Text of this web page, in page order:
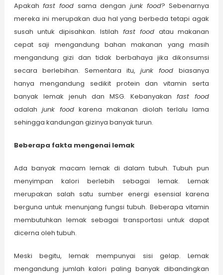
Apakah fast food sama dengan junk food? Sebenarnya
mereka ini merupakan dua hal yang berbeda tetapi agak
susah untuk dipisahkan. Istilah fast foodatau makanan
cepat saji mengandung bahan makanan yang masih
mengandung gizi dan tidak berbahaya jika dikonsumsi
secara berlebihan. Sementara itu, junk foodbiasanya
hanya mengandung sedikit protein dan vitamin serta
banyak lemak jenuh dan MSG. Kebanyakanfast food
adalah junk foodkarena makanan diolah terlalu lama
sehingga kandungan gizinya banyak turun.
Beberapa fakta mengenai lemak
Ada banyak macam lemak di dalam tubuh. Tubuh pun
menyimpan kalori berlebih sebagai lemak. Lemak
merupakan salah satu sumber energi esensial karena
berguna untuk menunjang fungsi tubuh. Beberapa vitamin
membutuhkan lemak sebagai transportasi untuk dapat
dicerna oleh tubuh.
Meski begitu, lemak mempunyai sisi gelap. Lemak
mengandung jumlah kalori paling banyak dibandingkan